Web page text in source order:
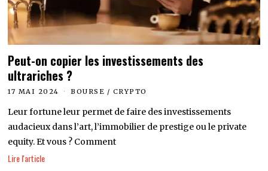
Peut-on copier les investissements des
ultrariches ?
17 MAI 2024 BOURSE / CRYPTO
Leur fortune leur permet de faire des investissements
audacieux dans l’art, l’immobilier de prestige ou le private
equity. Et vous ? Comment
Lire l'article